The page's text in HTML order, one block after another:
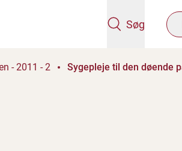
Søg
- 2011 - 2 Sygepleje til den døende